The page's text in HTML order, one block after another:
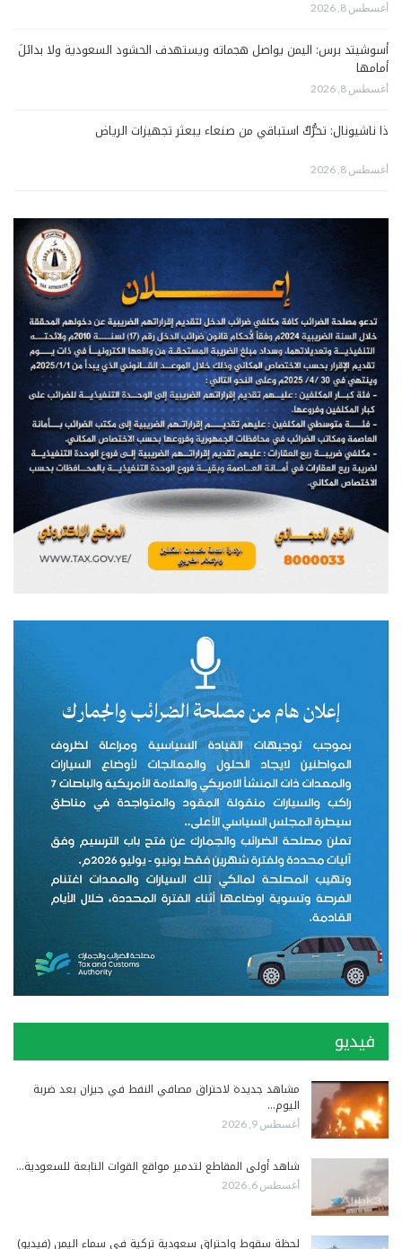
أغسطس 8, 2026
أسوشيتد برس: اليمن يواصل هجماته ويستهدف الحشود السعودية ولا بدائلَ
أمامها
أغسطس 8, 2026
ذا ناشيونال: تحرُّكٌ استباقي من صنعاء يبعثر تجهيزات الرياض
أغسطس 8, 2026
فيديو
مشاهد جديدة لاحتراق مصافي النفط في جيزان بعد ضربة
اليوم…
أغسطس 9, 2026
شاهد أولى المقاطع لتدمير مواقع القوات التابعة للسعودية…
أغسطس 6, 2026
لحظة سقوط واحتراق سعودية تركية في سماء اليمن (فيديو)